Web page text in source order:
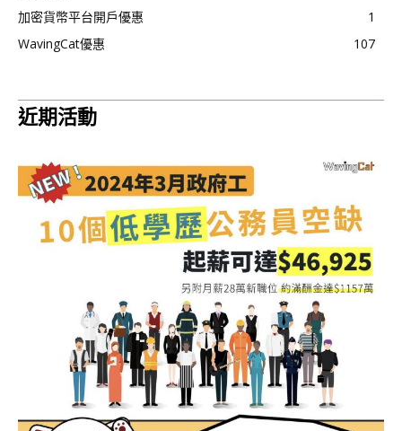
加密貨幣平台開戶優惠
1
WavingCat優惠
107
近期活動